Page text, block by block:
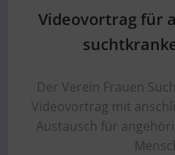
Videovortrag für
Der Verein Frauen
Videovortrag mit
Austausch für